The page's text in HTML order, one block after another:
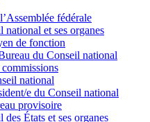
fédérale
national et ses organes
de fonction
du Conseil national
national
e du Conseil national
provisoire
des États et ses organes